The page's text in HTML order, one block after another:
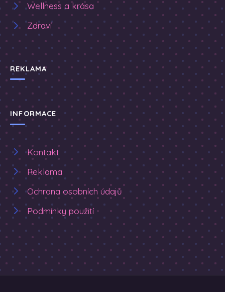
Wellness a krása
Zdraví
REKLAMA
INFORMACE
Kontakt
Reklama
Ochrana osobních údajů
Podmínky použití